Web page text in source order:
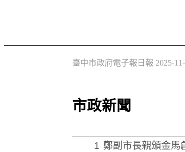
臺中市政府電子報日報 2025-11-
市政新聞
1 鄭副市長親頒金馬